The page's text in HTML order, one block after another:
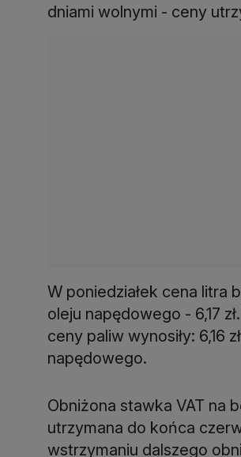
dniami wolnymi - ceny
W poniedziałek cena litra
oleju napędowego - 6,17
ceny paliw wynosiły: 6,16
napędowego.
Obniżona stawka VAT na
utrzymana do końca
wstrzymaniu dalszego